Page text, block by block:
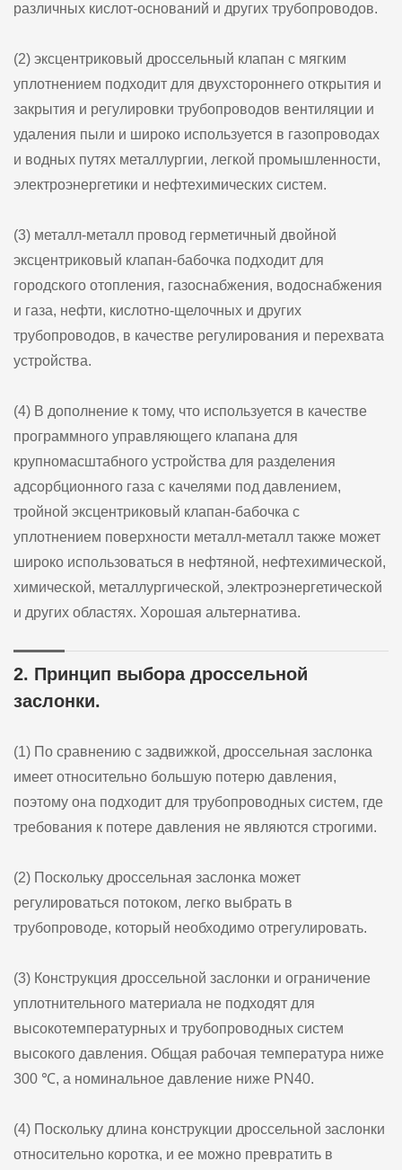
различных кислот-оснований и других трубопроводов.
(2) эксцентриковый дроссельный клапан с мягким
уплотнением подходит для двухстороннего открытия и
закрытия и регулировки трубопроводов вентиляции и
удаления пыли и широко используется в газопроводах
и водных путях металлургии, легкой промышленности,
электроэнергетики и нефтехимических систем.
(3) металл-металл провод герметичный двойной
эксцентриковый клапан-бабочка подходит для
городского отопления, газоснабжения, водоснабжения
и газа, нефти, кислотно-щелочных и других
трубопроводов, в качестве регулирования и перехвата
устройства.
(4) В дополнение к тому, что используется в качестве
программного управляющего клапана для
крупномасштабного устройства для разделения
адсорбционного газа с качелями под давлением,
тройной эксцентриковый клапан-бабочка с
уплотнением поверхности металл-металл также может
широко использоваться в нефтяной, нефтехимической,
химической, металлургической, электроэнергетической
и других областях. Хорошая альтернатива.
2. Принцип выбора дроссельной
заслонки.
(1) По сравнению с задвижкой, дроссельная заслонка
имеет относительно большую потерю давления,
поэтому она подходит для трубопроводных систем, где
требования к потере давления не являются строгими.
(2) Поскольку дроссельная заслонка может
регулироваться потоком, легко выбрать в
трубопроводе, который необходимо отрегулировать.
(3) Конструкция дроссельной заслонки и ограничение
уплотнительного материала не подходят для
высокотемпературных и трубопроводных систем
высокого давления. Общая рабочая температура ниже
300 ℃, а номинальное давление ниже PN40.
(4) Поскольку длина конструкции дроссельной заслонки
относительно коротка, и ее можно превратить в